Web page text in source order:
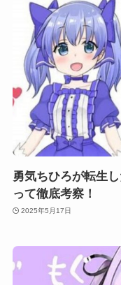
勇気ちひろが転生
って徹底考察！
2025年5月17日